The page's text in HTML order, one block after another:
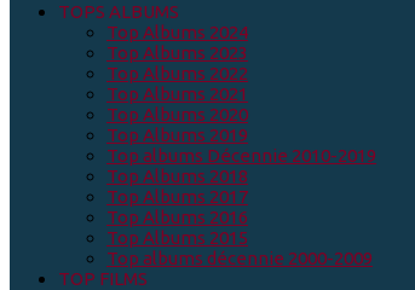
TOPS ALBUMS
Top Albums 2024
Top Albums 2023
Top Albums 2022
Top Albums 2021
Top Albums 2020
Top Albums 2019
Top albums Décennie 2010-2019
Top Albums 2018
Top Albums 2017
Top Albums 2016
Top Albums 2015
Top albums décennie 2000-2009
TOP FILMS